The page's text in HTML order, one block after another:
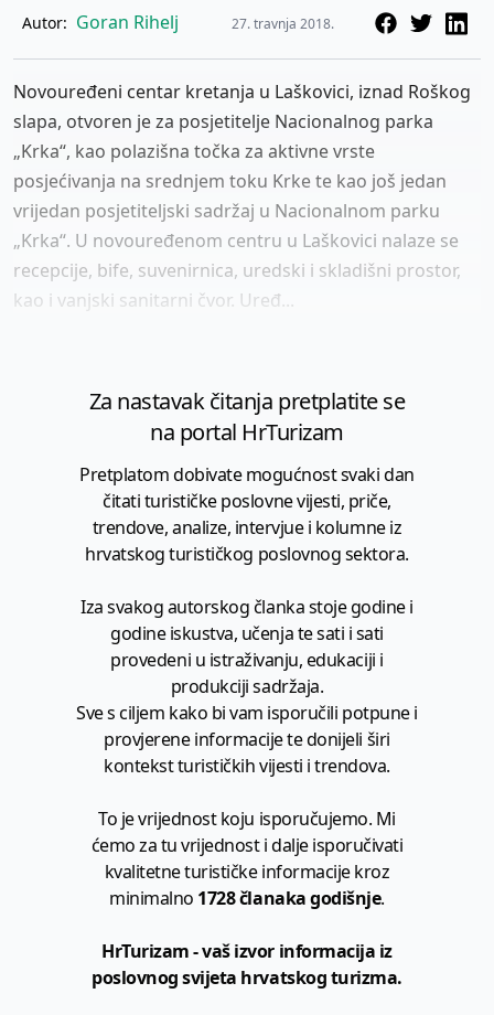
Autor: Goran Rihelj 27. travnja 2018.
Novouređeni centar kretanja u Laškovici, iznad Roškog
slapa, otvoren je za posjetitelje Nacionalnog parka
„Krka“, kao polazišna točka za aktivne vrste
posjećivanja na srednjem toku Krke te kao još jedan
vrijedan posjetiteljski sadržaj u Nacionalnom parku
„Krka“. U novouređenom centru u Laškovici nalaze se
recepcije, bife, suvenirnica, uredski i skladišni prostor,
kao i vanjski sanitarni čvor. Uređ...
Za nastavak čitanja pretplatite se
na portal HrTurizam
Pretplatom dobivate mogućnost svaki dan
čitati turističke poslovne vijesti, priče,
trendove, analize, intervjue i kolumne iz
hrvatskog turističkog poslovnog sektora.
Iza svakog autorskog članka stoje godine i
godine iskustva, učenja te sati i sati
provedeni u istraživanju, edukaciji i
produkciji sadržaja.
Sve s ciljem kako bi vam isporučili potpune i
provjerene informacije te donijeli širi
kontekst turističkih vijesti i trendova.
To je vrijednost koju isporučujemo. Mi
ćemo za tu vrijednost i dalje isporučivati
kvalitetne turističke informacije kroz
minimalno 1728 članaka godišnje.
HrTurizam - vaš izvor informacija iz
poslovnog svijeta hrvatskog turizma.